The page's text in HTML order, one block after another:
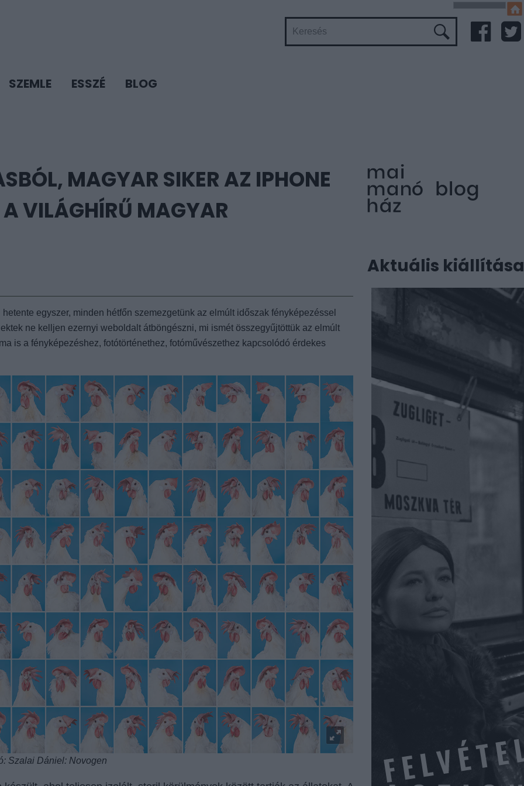
SZEMLE ESSZÉ BLOG
MAGYAR SIKER AZ IPHONE
VILÁGHÍRŰ MAGYAR
egyszer, minden hétfőn szemezgetünk az elmúlt időszak fényképezéssel
ne kelljen ezernyi weboldalt átböngészni, mi ismét összegyűjtöttük az elmúlt
is a fényképezéshez, fotótörténethez, fotóművészethez kapcsolódó érdekes
Szalai Dániel: Novogen
Aktuális